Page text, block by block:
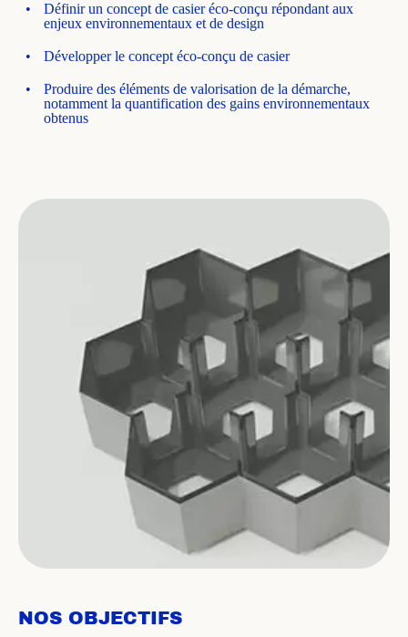
Définir un concept de casier éco-conçu répondant aux
enjeux environnementaux et de design
Développer le concept éco-conçu de casier
Produire des éléments de valorisation de la démarche,
notamment la quantification des gains environnementaux
obtenus
NOS OBJECTIFS